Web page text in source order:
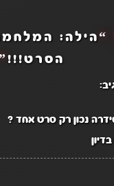
הילה:
הסרט!!!
נכון רק סרט אחד ?